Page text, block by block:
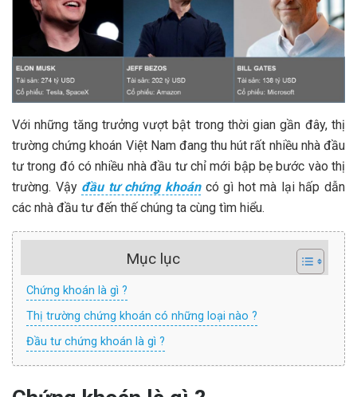
Với những tăng trưởng vượt bật trong thời gian gần đây, thị
trường chứng khoán Việt Nam đang thu hút rất nhiều nhà đầu
tư trong đó có nhiều nhà đầu tư chỉ mới bập bẹ bước vào thị
trường. Vậy đầu tư chứng khoáncó gì hot mà lại hấp dẫn
các nhà đầu tư đến thế chúng ta cùng tìm hiểu.
Mục lục
Chứng khoán là gì ?
Thị trường chứng khoán có những loại nào ?
Đầu tư chứng khoán là gì ?